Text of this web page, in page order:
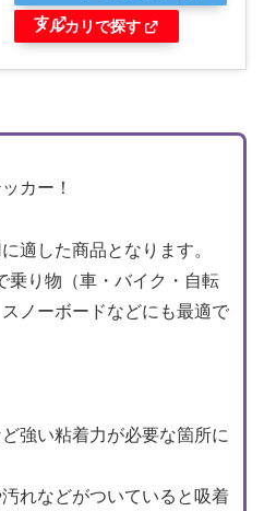
す
メルカリで探す
ッカー！
適した商品となります。
乗り物（車・バイク・自転
ノーボードなどにも最適で
強い粘着力が必要な箇所に
れなどがついていると吸着